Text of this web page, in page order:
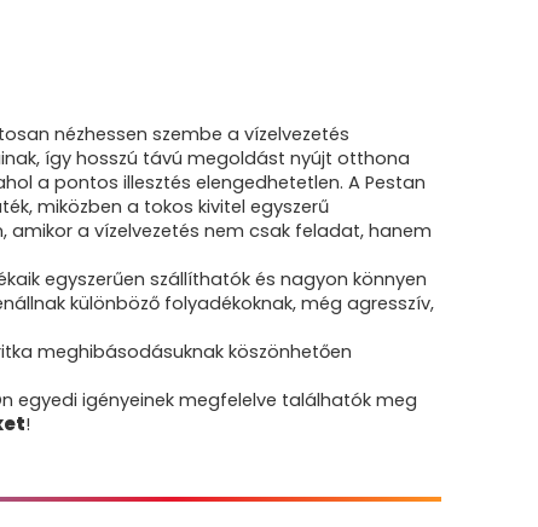
nézhessen szembe a vízelvezetés
így hosszú távú megoldást nyújt otthona
a pontos illesztés elengedhetetlen. A Pestan
miközben a tokos kivitel egyszerű
amikor a vízelvezetés nem csak feladat, hanem
egyszerűen szállíthatók és nagyon könnyen
különböző folyadékoknak, még agresszív,
meghibásodásuknak köszönhetően
egyedi igényeinek megfelelve találhatók meg
!